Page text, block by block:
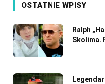
OSTATNIE WPISY
Ralph
Skolima.